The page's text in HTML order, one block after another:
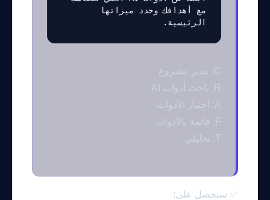
الرئيسية.
C: مدير مشروع
R: باحث أدوات AI
A: اختيار الأدوات
F: قائمة بالأدوات
T: تحليلي
✅ ستحصل على: